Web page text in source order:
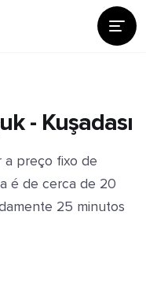
- Kuşadası
a preço fixo de
é de cerca de 20
25 minutos